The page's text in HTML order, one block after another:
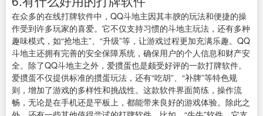
在众多的在线打牌软件中，QQ斗地主因其丰腴的玩法和便捷的操
作受到许多玩家的喜爱。它不仅支持习惯的斗地主玩法，还有多种
趣味模式，如“抢地主”、“升级”等，让游戏过程更加充满乐趣。QQ
斗地主还拥有完善的安全保障系统，确保用户的个人信息和财产安
全。除了QQ斗地主之外，爱掼蛋也是颇受好评的一款打牌软件。
爱掼蛋不仅提供标准的掼蛋玩法，还有“吃胡”、“补牌”等特色规
则，增加了游戏的多样性和挑战性。这款软件界面简练，操作流
畅，无论是在手机还是平板上，都能带来良好的游戏体验。除此之